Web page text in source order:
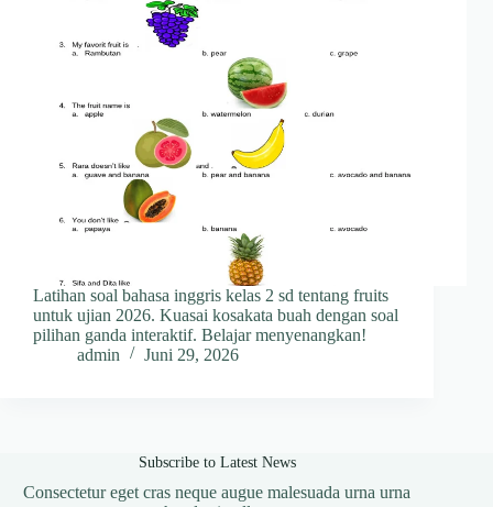
Latihan soal bahasa inggris kelas 2 sd tentang fruits
untuk ujian 2026. Kuasai kosakata buah dengan soal
pilihan ganda interaktif. Belajar menyenangkan!
admin
Juni 29, 2026
Subscribe to Latest News
Consectetur eget cras neque augue malesuada urna urna